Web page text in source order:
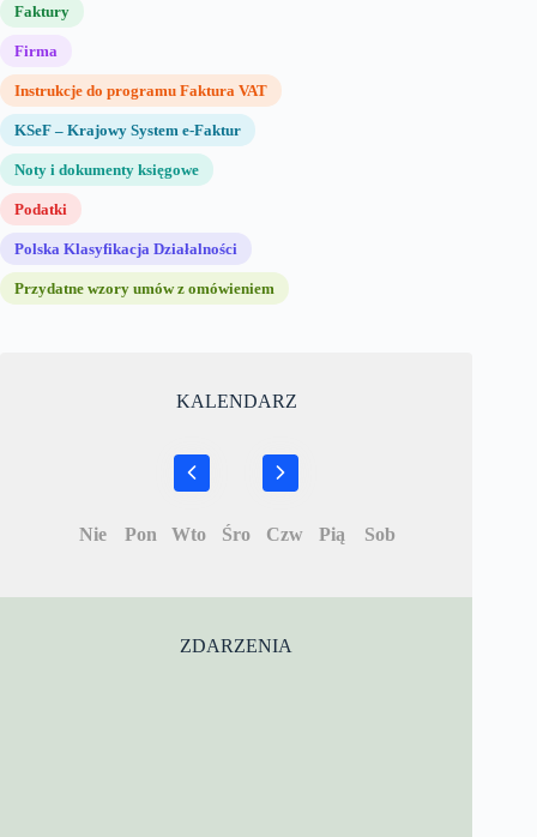
Faktury
Firma
Instrukcje do programu Faktura VAT
KSeF – Krajowy System e-Faktur
Noty i dokumenty księgowe
Podatki
Polska Klasyfikacja Działalności
Przydatne wzory umów z omówieniem
KALENDARZ
Nie Pon Wto Śro Czw Pią Sob
ZDARZENIA